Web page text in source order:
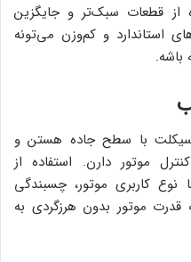
از قطعات سبک‌تر و جایگزین
استاندارد و کم‌وزن می‌تونه
باشه.
با سطح جاده هستن و
موتور دارن. استفاده از
کاربری موتور، چسبندگی
موتور بدون هرزگردی به